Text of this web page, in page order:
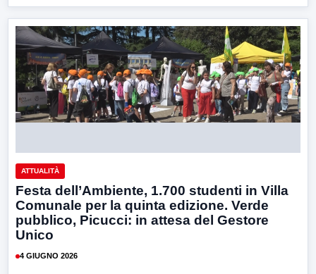
ATTUALITÀ
Festa dell’Ambiente, 1.700 studenti in Villa
Comunale per la quinta edizione. Verde
pubblico, Picucci: in attesa del Gestore
Unico
4 GIUGNO 2026